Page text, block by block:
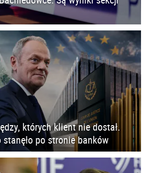
których klient nie dostał.
po stronie banków